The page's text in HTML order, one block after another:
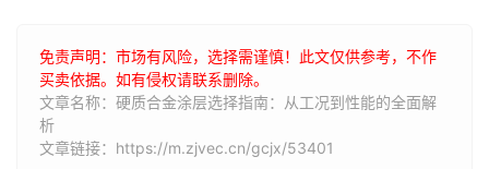
免责声明：市场有风险，选择需谨慎！此文仅供参考，不作
买卖依据。如有侵权请联系删除。
文章名称：硬质合金涂层选择指南：从工况到性能的全面解
析
文章链接：https://m.zjvec.cn/gcjx/53401